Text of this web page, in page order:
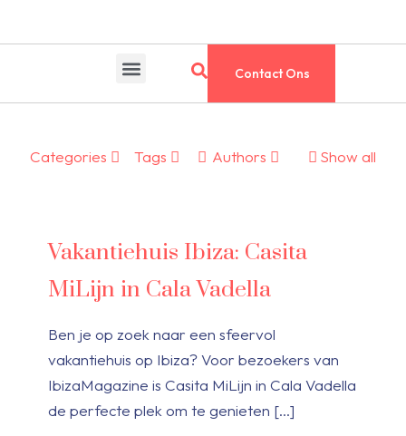
Contact Ons
Categories Tags Authors Show all
Vakantiehuis Ibiza: Casita
MiLijn in Cala Vadella
Ben je op zoek naar een sfeervol
vakantiehuis op Ibiza? Voor bezoekers van
IbizaMagazine is Casita MiLijn in Cala Vadella
de perfecte plek om te genieten […]